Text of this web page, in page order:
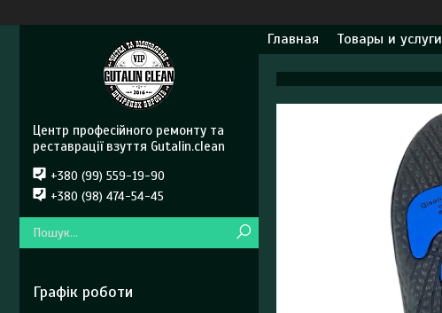
Главная Товары и услуги
Центр професійного ремонту та
реставрації взуття Gutalin.clean
+380 (99) 559-19-90
+380 (98) 474-54-45
Графік роботи